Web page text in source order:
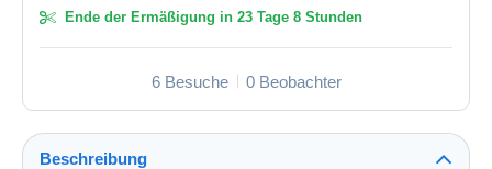
Ende der Ermäßigung in 23 Tage 8 Stunden
6 Besuche 0 Beobachter
Beschreibung